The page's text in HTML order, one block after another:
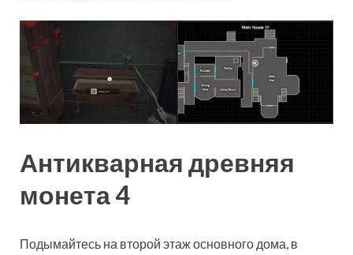
Антикварная древняя
монета 4
Подымайтесь на второй этаж основного дома, в